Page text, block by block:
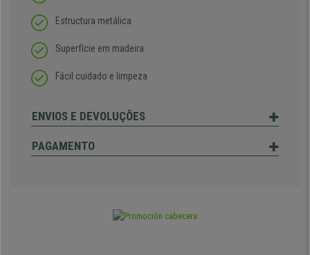
Estructura metálica
Superfície em madeira
Fácil cuidado e limpeza
ENVIOS E DEVOLUÇÕES
PAGAMENTO